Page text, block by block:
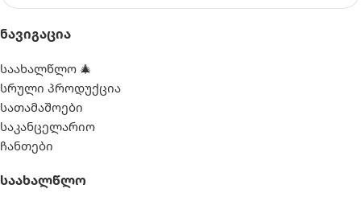
Ნავიგაცია
საახალწლო 🎄
სრული პროდუქცია
სათამაშოები
საკანცელარიო
ჩანთები
Საახალწლო